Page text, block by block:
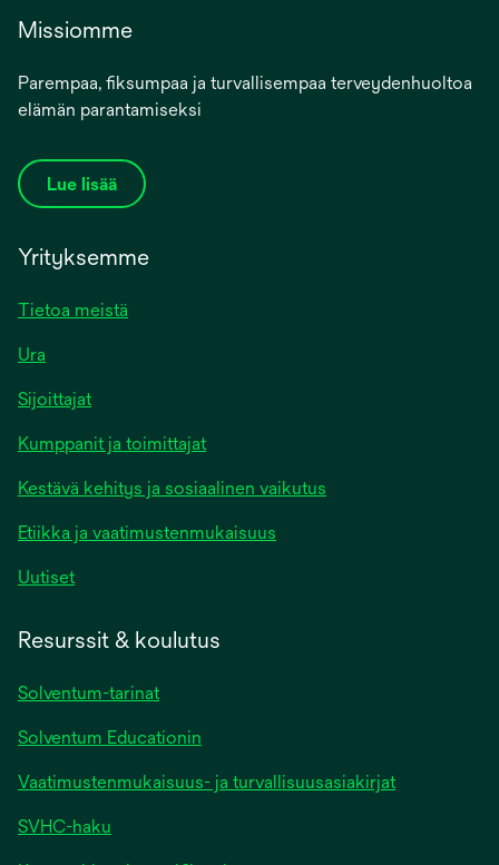
Missiomme
Parempaa, fiksumpaa ja turvallisempaa terveydenhuoltoa
elämän parantamiseksi
Lue lisää
Yrityksemme
Tietoa meistä
Ura
Sijoittajat
Kumppanit ja toimittajat
Kestävä kehitys ja sosiaalinen vaikutus
Etiikka ja vaatimustenmukaisuus
Uutiset
Resurssit & koulutus
Solventum-tarinat
Solventum Educationin
Vaatimustenmukaisuus- ja turvallisuusasiakirjat
SVHC-haku